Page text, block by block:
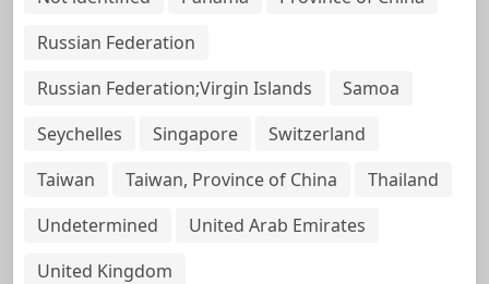
Russian Federation
Russian Federation;Virgin Islands
Samoa
Seychelles
Singapore
Switzerland
Taiwan
Taiwan, Province of China
Thailand
Undetermined
United Arab Emirates
United Kingdom